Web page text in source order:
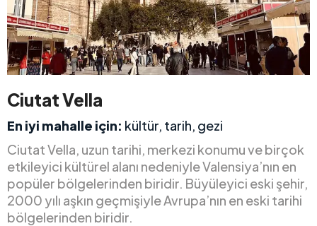
Ciutat Vella
En iyi mahalle için: kültür, tarih, gezi
Ciutat Vella, uzun tarihi, merkezi konumu ve birçok
etkileyici kültürel alanı nedeniyle Valensiya’nın en
popüler bölgelerinden biridir. Büyüleyici eski şehir,
2000 yılı aşkın geçmişiyle Avrupa’nın en eski tarihi
bölgelerinden biridir.